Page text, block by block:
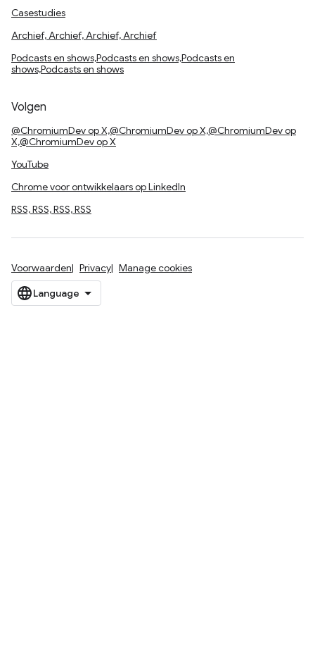
Casestudies
Archief, Archief, Archief, Archief
Podcasts en shows,Podcasts en shows,Podcasts en
shows,Podcasts en shows
Volgen
@ChromiumDev op X,@ChromiumDev op X,@ChromiumDev op
X,@ChromiumDev op X
YouTube
Chrome voor ontwikkelaars op LinkedIn
RSS, RSS, RSS, RSS
Voorwaarden Privacy Manage cookies